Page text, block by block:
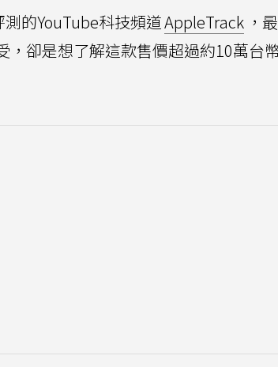
的YouTube科技頻道AppleTrack ，
，卻是想了解這款售價超過約10萬台